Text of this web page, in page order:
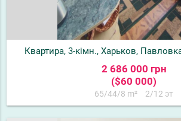
Квартира, 3-кімн., Харьков,
2 686 000 грн
($60 000)
65/44/8 m² 2/12 эт